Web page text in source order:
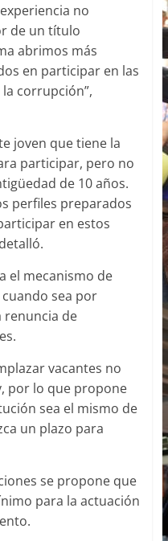
no
de un título
abrimos más
en participar en las
corrupción”,
joven que tiene la
participar, pero no
de 10 años.
perfiles preparados
en estos
el mecanismo de
sea por
renuncia de
vacantes no
por lo que propone
sea el mismo de
un plazo para
se propone que
para la actuación